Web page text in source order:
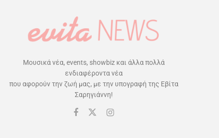
Μουσικά νέα, events, showbiz και άλλα πολλά
ενδιαφέροντα νέα
που αφορούν την ζωή μας, με την υπογραφή της Εβίτα
Σαρηγιάννη!